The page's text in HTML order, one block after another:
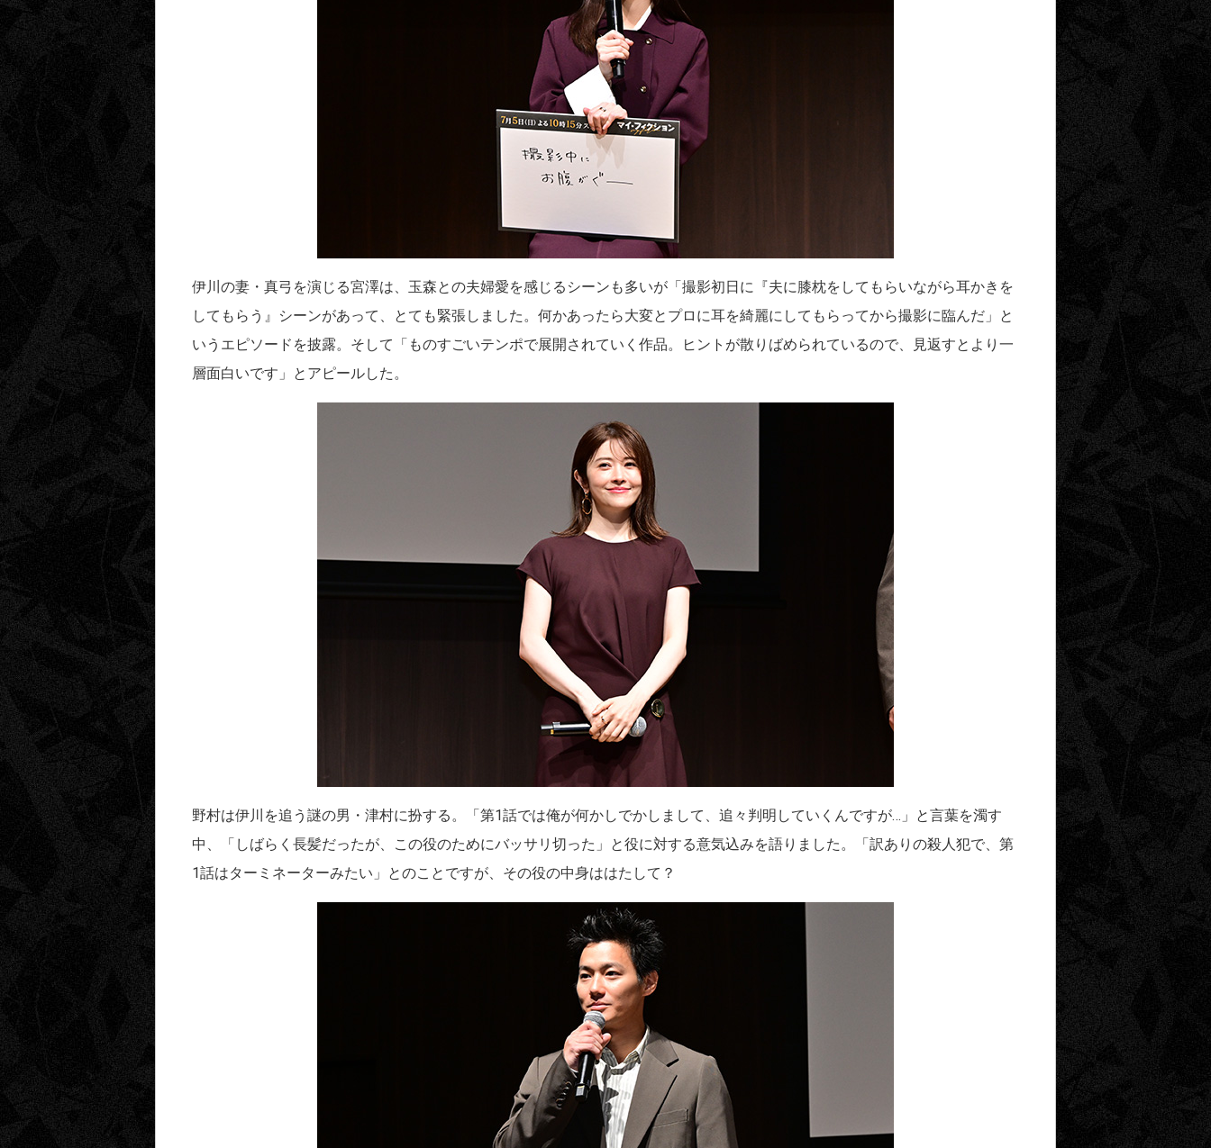
伊川の妻・真弓を演じる宮澤は、玉森との夫婦愛を感じるシーンも多いが「撮影初日に『夫に膝枕をしてもらいながら耳かきを
してもらう』シーンがあって、とても緊張しました。何かあったら大変とプロに耳を綺麗にしてもらってから撮影に臨んだ」と
いうエピソードを披露。そして「ものすごいテンポで展開されていく作品。ヒントが散りばめられているので、見返すとより一
層面白いです」とアピールした。
野村は伊川を追う謎の男・津村に扮する。「第1話では俺が何かしでかしまして、追々判明していくんですが…」と言葉を濁す
中、「しばらく長髪だったが、この役のためにバッサリ切った」と役に対する意気込みを語りました。「訳ありの殺人犯で、第
1話はターミネーターみたい」とのことですが、その役の中身ははたして？